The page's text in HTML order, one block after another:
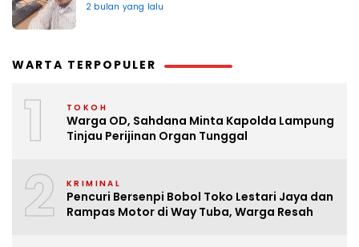
2 bulan yang lalu
WARTA TERPOPULER
1 TOKOH
Warga OD, Sahdana Minta Kapolda Lampung
Tinjau Perijinan Organ Tunggal
2 KRIMINAL
Pencuri Bersenpi Bobol Toko Lestari Jaya dan
Rampas Motor di Way Tuba, Warga Resah